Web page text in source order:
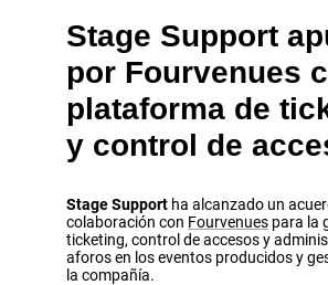
Stage Support
por Fourvenues
plataforma de
y control de
Stage Support ha alcanzado un
colaboración con Fourvenues para la
ticketing, control de accesos y
aforos en los eventos producidos y
la compañía.